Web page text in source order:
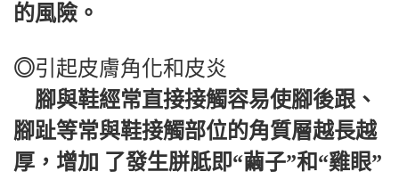
的風險。
◎引起皮膚角化和皮炎
腳與鞋經常直接接觸容易使腳後跟、
腳趾等常與鞋接觸部位的角質層越長越
厚，增加 了發生胼胝即“繭子”和“雞眼”